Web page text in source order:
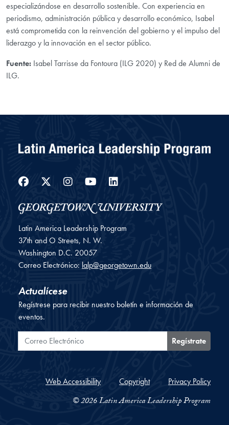
especializándose en desarrollo sostenible. Con experiencia en
periodismo, administración pública y desarrollo económico, Isabel
está comprometida con la reinvención del gobierno y el impulso del
liderazgo y la innovación en el sector público.
Fuente: Isabel Tarrisse da Fontoura (ILG 2020) y Red de Alumni de
ILG.
Facebook
Twitter
Instagram
YouTube
Latin America Leadership Program
37th and O Streets, N. W.
Washington D.C. 20057
Correo Electrónico: lalp@georgetown.edu
Actualícese
Regístrese para recibir nuestro boletín e información de
eventos.
Correo Electrónico
Regístrate
Web Accessibility Copyright Privacy Policy
© 2026 Latin America Leadership Program